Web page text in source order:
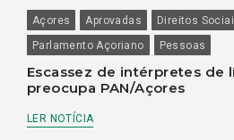
Açores Aprovadas Direitos
Parlamento Açoriano
Pessoas
Escassez de intérpretes de
preocupa PAN/Açores
LER NOTÍCIA